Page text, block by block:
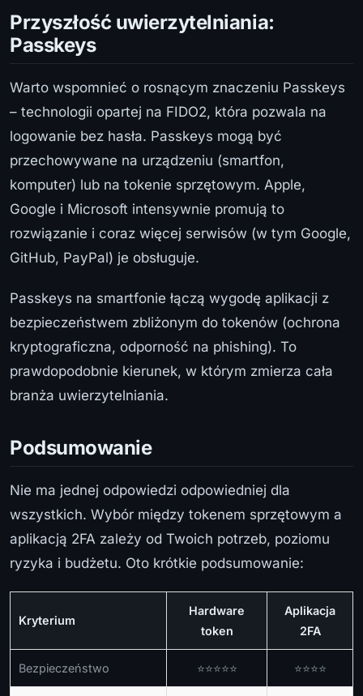
Przyszłość uwierzytelniania:
Passkeys
Warto wspomnieć o rosnącym znaczeniu Passkeys
– technologii opartej na FIDO2, która pozwala na
logowanie bez hasła. Passkeys mogą być
przechowywane na urządzeniu (smartfon,
komputer) lub na tokenie sprzętowym. Apple,
Google i Microsoft intensywnie promują to
rozwiązanie i coraz więcej serwisów (w tym Google,
GitHub, PayPal) je obsługuje.
Passkeys na smartfonie łączą wygodę aplikacji z
bezpieczeństwem zbliżonym do tokenów (ochrona
kryptograficzna, odporność na phishing). To
prawdopodobnie kierunek, w którym zmierza cała
branża uwierzytelniania.
Podsumowanie
Nie ma jednej odpowiedzi odpowiedniej dla
wszystkich. Wybór między tokenem sprzętowym a
aplikacją 2FA zależy od Twoich potrzeb, poziomu
ryzyka i budżetu. Oto krótkie podsumowanie:
Kryterium
Hardware
token
Aplikacja
2FA
Bezpieczeństwo ⭐⭐⭐⭐⭐ ⭐⭐⭐⭐